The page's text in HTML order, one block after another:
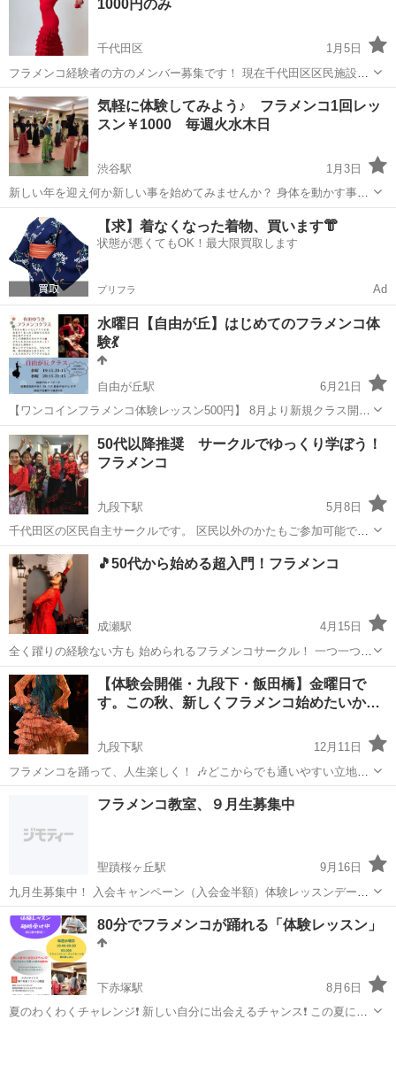
1000円のみ
千代田区
1月5日
フラメンコ経験者の方のメンバー募集です！ 現在千代田区区民施設に
て、月に2～3回日曜日の午後に集まって、音源を元にフラメンコをや
っています！ 最後は演奏者の方をお呼びして仕上げております。 振り
付けはスペインのコン...
東京 千代田区 フラメンコ サークル
気軽に体験してみよう♪ フラメンコ1回レッ
スン￥1000 毎週火水木日
渋谷駅
1月3日
新しい年を迎え何か新しい事を始めてみませんか？ 身体を動かす事で
代謝もアップ↑ 動きを覚える事で脳内シナプスも伸び伸び♪ 楽しく身体
鍛えよう！！ 日曜１３：１０ 火曜２０：００ 水曜１９：００ 木
曜１４：００
東京 渋谷駅 フラメンコ レッスン
【求】着なくなった着物、買います👘
状態が悪くてもOK！最大限買取します
プリフラ Ad
水曜日【自由が丘】はじめてのフラメンコ体
験💃
自由が丘駅
6月21日
【ワンコインフラメンコ体験レッスン500円】 8月より新規クラス開
講！今なら入会金無料！ 全く初めての方の新しいクラスがスタートし
ます！ 毎週水曜自由が丘にて体験レッスン開催中 経験者の方のクラス
も空いてますので、...
東京 目黒区 自由が丘駅 フラメンコ
50代以降推奨 サークルでゆっくり学ぼう！
フラメンコ
九段下駅
5月8日
千代田区の区民自主サークルです。 区民以外のかたもご参加可能で
す。 主にシニアの方が参加していますので、 初めてだけど、、、 ず
っと憧れていたけど、、、 機会がないまま過ごしていた方々が、 サー
クルき...
東京 千代田区 九段下駅 フラメンコ サークル
🎵50代から始める超入門！フラメンコ
成瀬駅
4月15日
全く躍りの経験ない方も 始められるフラメンコサークル！ 一つ一つか
らはじめます。 足のステップ、手の動かし方ひとつ ずつやってみまし
ょう！ アットホームに少人数でやっています 一度お気軽にご見学にい
らして...
東京 町田市 成瀬駅 フラメンコ
【体験会開催・九段下・飯田橋】金曜日で
す。この秋、新しくフラメンコ始めたいか
九段下駅
12月11日
フラメンコを踊って、人生楽しく！ 🎶どこからでも通いやすい立地
（九段下・飯田橋・水道橋・神保町） 🎶リモートワークでもご自宅か
ら勤務時間後に直行しやすい立地 🎶千代田区民には嬉しいお知らせ；
九段下駅 フラメンコ
フラメンコ教室、９月生募集中
聖蹟桜ヶ丘駅
9月16日
九月生募集中！ 入会キャンペーン（入会金半額）体験レッスンデー実
施します。 京王線・聖蹟桜ヶ丘駅前 ２００４年創立 小形衣里フラメ
ンコ教室 笑顔いっぱい 幸せいっぱい 楽しいいっぱい 一緒にワ...
東京 多摩市 聖蹟桜ヶ丘駅 フラメンコ クラス
80分でフラメンコが踊れる「体験レッスン」
下赤塚駅
8月6日
夏のわくわくチャレンジ❗️ 新しい自分に出会えるチャンス❗️ この夏に、